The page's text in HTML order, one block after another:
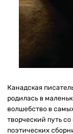
Канадская
родилась в
волшебство в
творческий путь
поэтических